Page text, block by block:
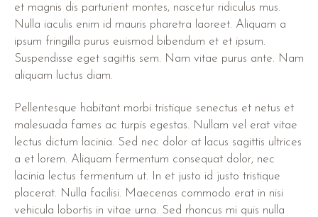
et magnis dis parturient montes, nascetur ridiculus mus.
Nulla iaculis enim id mauris pharetra laoreet. Aliquam a
ipsum fringilla purus euismod bibendum et et ipsum.
Suspendisse eget sagittis sem. Nam vitae purus ante. Nam
aliquam luctus diam.
Pellentesque habitant morbi tristique senectus et netus et
malesuada fames ac turpis egestas. Nullam vel erat vitae
lectus dictum lacinia. Sed nec dolor at lacus sagittis ultrices
a et lorem. Aliquam fermentum consequat dolor, nec
lacinia lectus fermentum ut. In et justo id justo tristique
placerat. Nulla facilisi. Maecenas commodo erat in nisi
vehicula lobortis in vitae urna. Sed rhoncus mi quis nulla